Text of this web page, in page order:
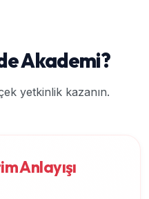
Akademi?
yetkinlik kazanın.
Anlayışı